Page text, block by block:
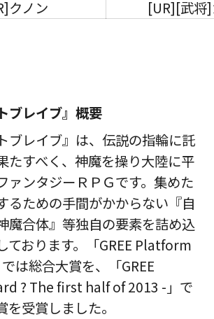
クノン [UR][武将
ブレイブ』概要
ブレイブ』は、伝説の指輪に託
たすべく、神魔を操り大陸に平
ァンタジーＲＰＧです。集めた
るための手間がかからない『自
魔合体』等独自の要素を詰め込
ております。「GREE Platform
は総合大賞を、「GREE
? The first half of 2013 -」で
を受賞しました。